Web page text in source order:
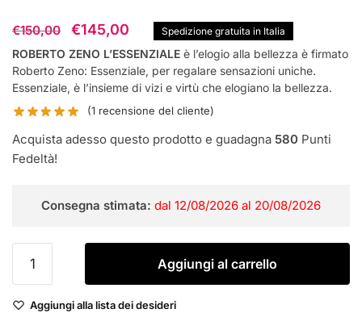
€150,00
Il
prezzo
originale
€150,00.
€145,00
prezzo
attuale
Spedizione gratuita in Italia
ROBERTO ZENO L’ESSENZIALE è l’elogio alla bellezza è firmato
Roberto Zeno: Essenziale, per regalare sensazioni uniche.
Essenziale, è l’insieme di vizi e virtù che elogiano la bellezza.
(1 recensione del cliente)
Acquista adesso questo prodotto e guadagna 580 Punti
Fedeltà!
Consegna stimata: dal 12/08/2026 al 20/08/2026
ZENO
L'ESSENZIALE
100
Aggiungi al carrello
Aggiungi alla lista dei desideri